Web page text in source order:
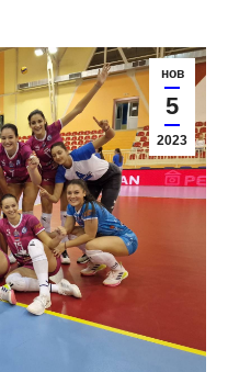
нов
5
2023